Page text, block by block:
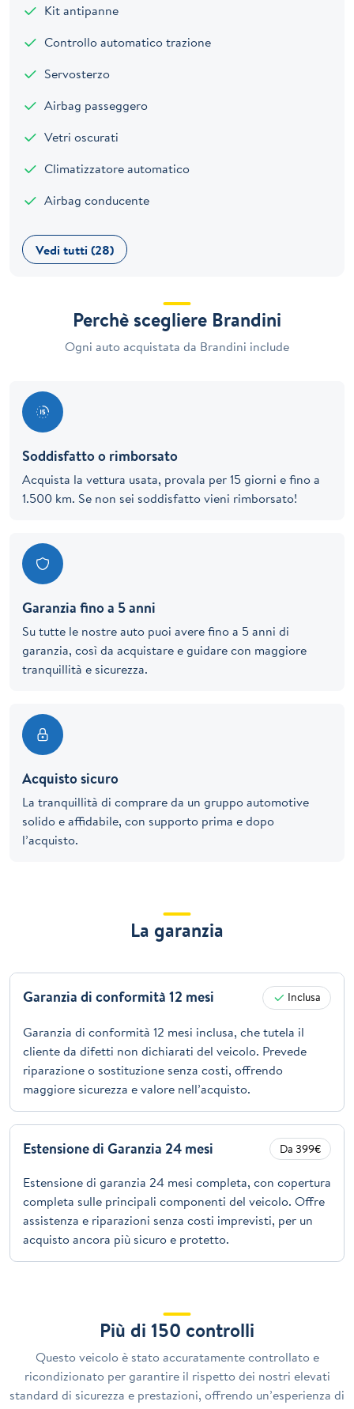
Kit antipanne
Controllo automatico trazione
Servosterzo
Airbag passeggero
Vetri oscurati
Climatizzatore automatico
Airbag conducente
Vedi tutti (28)
Perchè scegliere Brandini
Ogni auto acquistata da Brandini include
Soddisfatto o rimborsato
Acquista la vettura usata, provala per 15 giorni e fino a
1.500 km. Se non sei soddisfatto vieni rimborsato!
Garanzia fino a 5 anni
Su tutte le nostre auto puoi avere fino a 5 anni di
garanzia, così da acquistare e guidare con maggiore
tranquillità e sicurezza.
Acquisto sicuro
La tranquillità di comprare da un gruppo automotive
solido e affidabile, con supporto prima e dopo
l’acquisto.
La garanzia
Garanzia di conformità 12 mesi Inclusa
Garanzia di conformità 12 mesi inclusa, che tutela il
cliente da difetti non dichiarati del veicolo. Prevede
riparazione o sostituzione senza costi, offrendo
maggiore sicurezza e valore nell’acquisto.
Estensione di Garanzia 24 mesi Da 399€
Estensione di garanzia 24 mesi completa, con copertura
completa sulle principali componenti del veicolo. Offre
assistenza e riparazioni senza costi imprevisti, per un
acquisto ancora più sicuro e protetto.
Più di 150 controlli
Questo veicolo è stato accuratamente controllato e
ricondizionato per garantire il rispetto dei nostri elevati
standard di sicurezza e prestazioni, offrendo un’esperienza di